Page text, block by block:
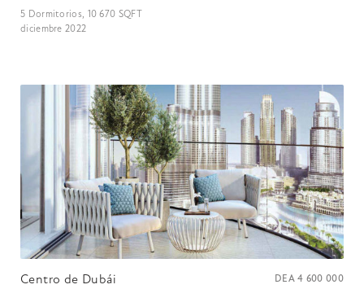
5 Dormitorios, 10 670 SQFT
diciembre 2022
Centro de Dubái DEA4 600 000